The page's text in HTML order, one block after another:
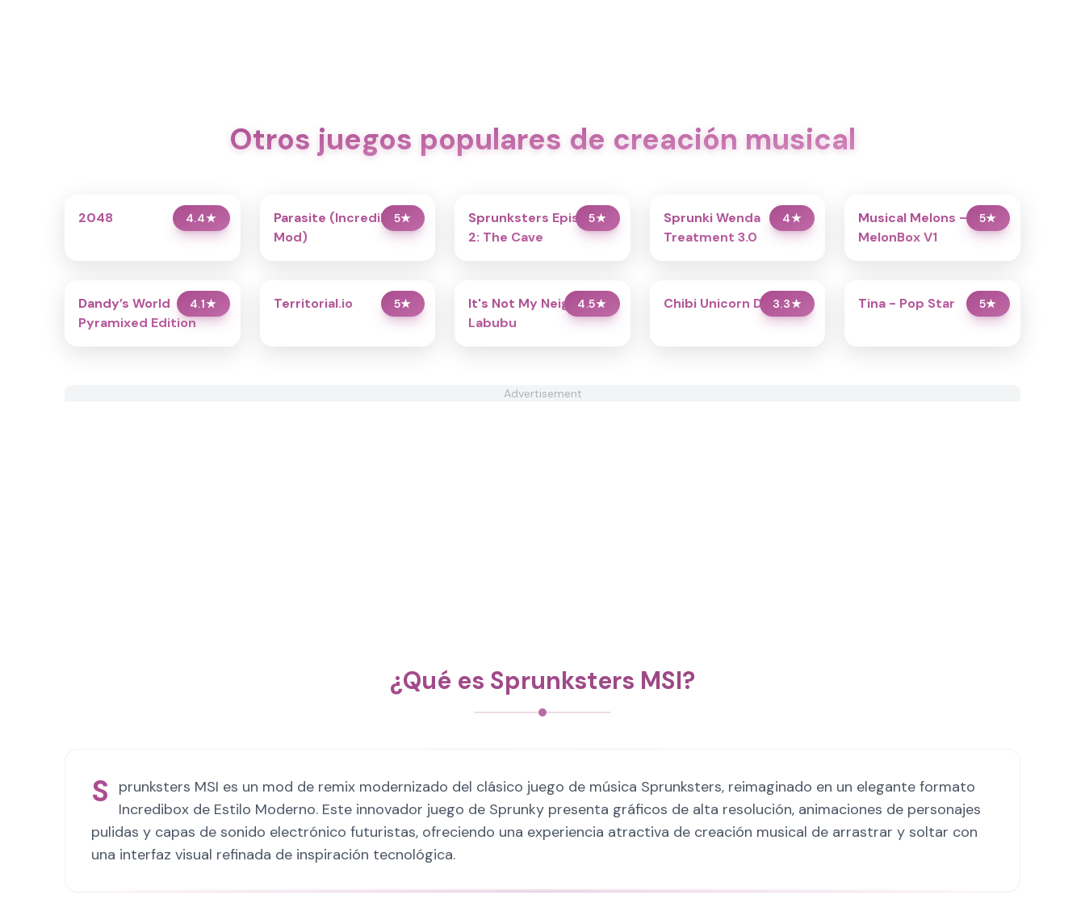
Otros juegos populares de creación musical
4.4★
2048 5★
Parasite (Incredibox
Mod)
5★
Sprunksters Episode
2: The Cave
4★
Sprunki Wenda
Treatment 3.0
5★
Musical Melons –
MelonBox V1
4.1★
Dandy’s World
Pyramixed Edition
5★
Territorial.io 4.5★
It's Not My Neighbor:
Labubu
3.3★
Chibi Unicorn Dress Up 5★
Tina - Pop Star
Advertisement
¿Qué es Sprunksters MSI?
S
prunksters MSI es un mod de remix modernizado del clásico juego de música Sprunksters, reimaginado en un elegante formato
Incredibox de Estilo Moderno. Este innovador juego de Sprunky presenta gráficos de alta resolución, animaciones de personajes
pulidas y capas de sonido electrónico futuristas, ofreciendo una experiencia atractiva de creación musical de arrastrar y soltar con
una interfaz visual refinada de inspiración tecnológica.